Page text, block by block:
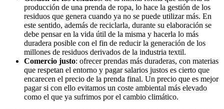
producción de una prenda de ropa, lo hace la gestión de los
residuos que genera cuando ya no se puede utilizar más. En
este sentido, además de reciclarla, durante su elaboración se
debe pensar en la vida útil de la misma y hacerla lo más
duradera posible con el fin de reducir la generación de los
millones de residuos derivados de la industria textil.
Comercio justo: ofrecer prendas más duraderas, con materias
que respetan el entorno y pagar salarios justos es cierto que
encarecen el precio de la prenda final. Un precio que es mejor
pagar si con ello evitamos un coste ambiental más elevado
como el que ya sufrimos por el cambio climático.